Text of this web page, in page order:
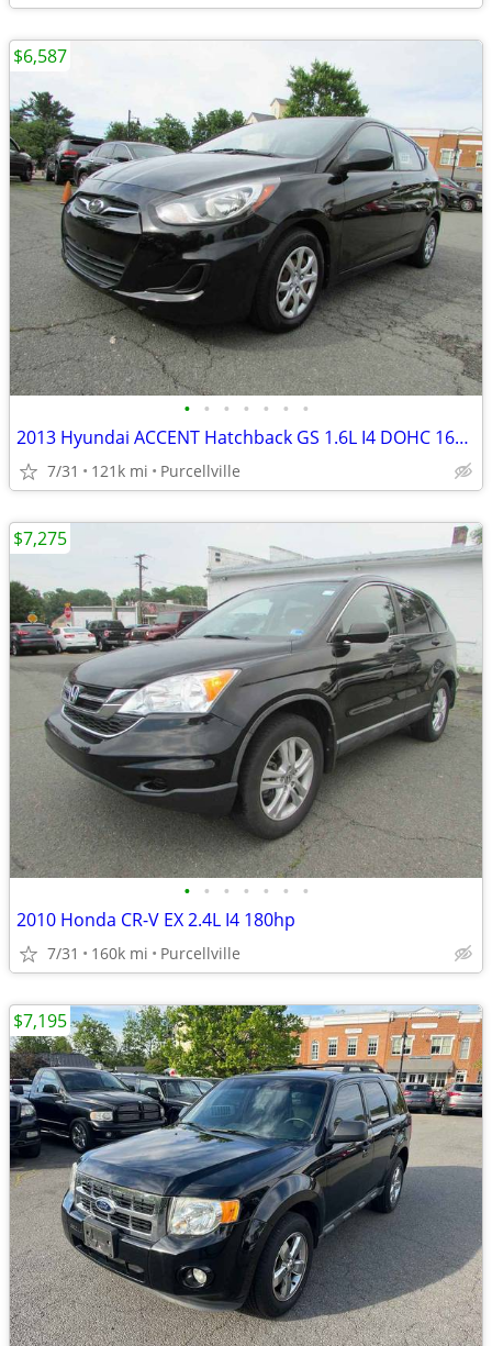
• • • • • • •
2013 Hyundai ACCENT Hatchback GS 1.6L I4 DOHC 16V 138hp
7/31 121k mi Purcellville
$6,587
• • • • • • •
2010 Honda CR-V EX 2.4L I4 180hp
7/31 160k mi Purcellville
$7,275
$7,195